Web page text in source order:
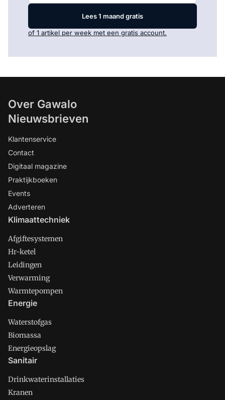
Lees 1 maand gratis
of 1 artikel per week met een gratis account.
Over Gawalo
Nieuwsbrieven
Klantenservice
Contact
Digitaal magazine
Praktijkboeken
Events
Adverteren
Klimaattechniek
Afgiftesystemen
Hr-ketel
Leidingen
Verwarming
Warmtepompen
Energie
Waterstofgas
Biomassa
Energieopslag
Sanitair
Drinkwaterinstallaties
Kranen